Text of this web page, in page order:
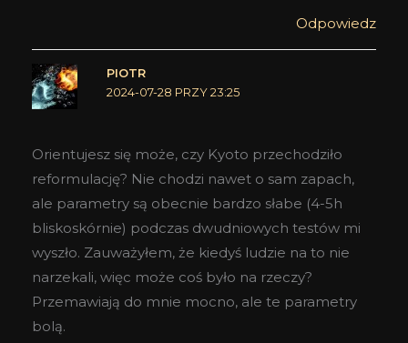
Odpowiedz
PIOTR
2024-07-28 PRZY 23:25
Orientujesz się może, czy Kyoto przechodziło
reformulację? Nie chodzi nawet o sam zapach,
ale parametry są obecnie bardzo słabe (4-5h
bliskoskórnie) podczas dwudniowych testów mi
wyszło. Zauważyłem, że kiedyś ludzie na to nie
narzekali, więc może coś było na rzeczy?
Przemawiają do mnie mocno, ale te parametry
bolą.